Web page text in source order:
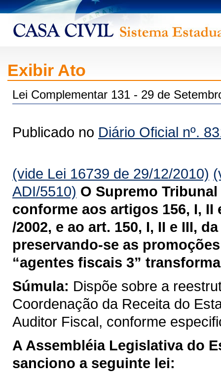
Exibir Ato
Lei Complementar 131 - 29 de
Publicado no Diário Oficial nº.
(vide Lei 16739 de 29/12/2010)
ADI/5510) O Supremo
conforme aos artigos 156, I, II
/2002, e ao art. 150, I, II e III,
preservando-se as
“agentes fiscais 3”
Súmula: Dispõe sobre a
Coordenação da Receita do
Auditor Fiscal, conforme
A Assembléia Legislativa do
sanciono a seguinte lei: